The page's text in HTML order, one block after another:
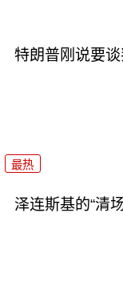
特朗普刚说要谈
最热
泽连斯基的“清